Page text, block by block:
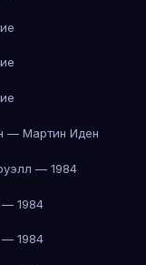
— Мартин Иден
— 1984
1984
1984